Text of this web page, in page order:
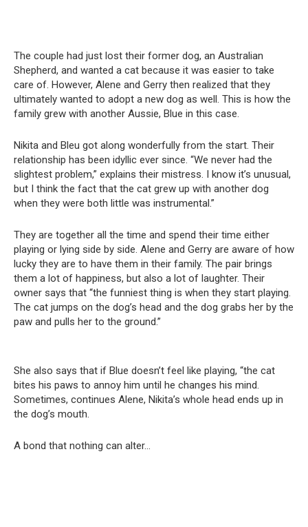
The couple had just lost their former dog, an Australian
Shepherd, and wanted a cat because it was easier to take
care of. However, Alene and Gerry then realized that they
ultimately wanted to adopt a new dog as well. This is how the
family grew with another Aussie, Blue in this case.
Nikita and Bleu got along wonderfully from the start. Their
relationship has been idyllic ever since. “We never had the
slightest problem,” explains their mistress. I know it’s unusual,
but I think the fact that the cat grew up with another dog
when they were both little was instrumental.”
They are together all the time and spend their time either
playing or lying side by side. Alene and Gerry are aware of how
lucky they are to have them in their family. The pair brings
them a lot of happiness, but also a lot of laughter. Their
owner says that “the funniest thing is when they start playing.
The cat jumps on the dog’s head and the dog grabs her by the
paw and pulls her to the ground.”
She also says that if Blue doesn’t feel like playing, “the cat
bites his paws to annoy him until he changes his mind.
Sometimes, continues Alene, Nikita’s whole head ends up in
the dog’s mouth.
A bond that nothing can alter…